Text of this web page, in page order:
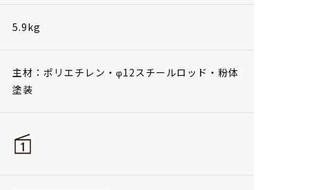
5.9kg
主材：ポリエチレン・φ12スチールロッド・粉体
塗装